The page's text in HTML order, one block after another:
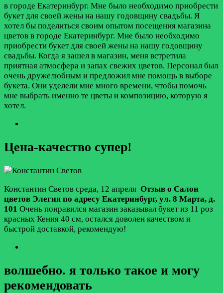
в городе Екатеринбург. Мне было необходимо приобрести
букет для своей жены на нашу годовщину свадьбы. Я
хотел бы поделиться своим опытом посещения магазина
цветов в городе Екатеринбург. Мне было необходимо
приобрести букет для своей жены на нашу годовщину
свадьбы. Когда я зашел в магазин, меня встретила
приятная атмосфера и запах свежих цветов. Персонал был
очень дружелюбным и предложил мне помощь в выборе
букета. Они уделели мне много времени, чтобы помочь
мне выбрать именно те цветы и композицию, которую я
хотел.
Цена-качество супер!
Константин Светов среда, 12 апреля Отзыв о Салон
цветов Элегия по адресу Екатеринбург, ул. 8 Марта, д.
101 Очень понравился магазин заказывал букет из 11 роз
красных Кения 40 см, остался доволен качеством и
быстрой доставкой, рекомендую!
волшебно. я только такое и могу
рекомендовать